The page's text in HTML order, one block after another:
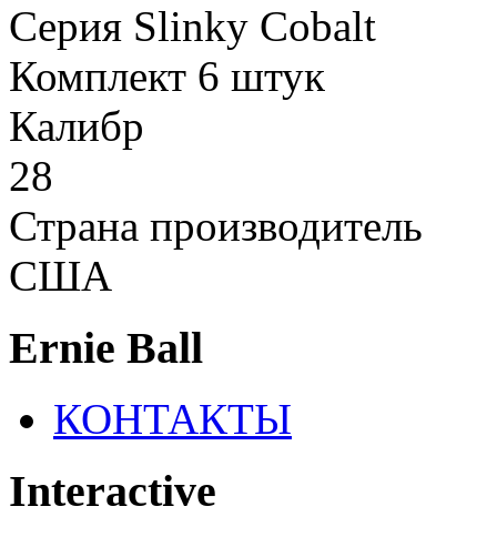
Серия Slinky Cobalt
Комплект 6 штук
Калибр
28
Страна производитель
США
Ernie Ball
КОНТАКТЫ
Interactive